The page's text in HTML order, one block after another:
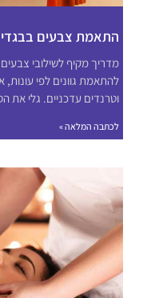
התאמת צבעים
מדריך מקיף לשילובי
להתאמת גוונים לפי עונות,
וטרנדים עדכניים. גלי את
לכתבה המלאה »